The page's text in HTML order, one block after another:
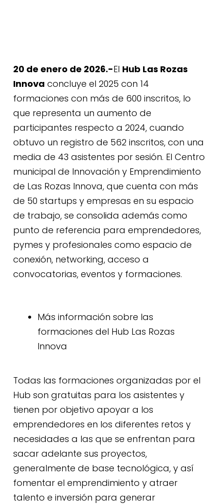
20 de enero de 2026.-El Hub Las Rozas
Innova concluye el 2025 con 14
formaciones con más de 600 inscritos, lo
que representa un aumento de
participantes respecto a 2024, cuando
obtuvo un registro de 562 inscritos, con una
media de 43 asistentes por sesión. El Centro
municipal de Innovación y Emprendimiento
de Las Rozas Innova, que cuenta con más
de 50 startups y empresas en su espacio
de trabajo, se consolida además como
punto de referencia para emprendedores,
pymes y profesionales como espacio de
conexión, networking, acceso a
convocatorias, eventos y formaciones.
Más información sobre las
formaciones del Hub Las Rozas
Innova
Todas las formaciones organizadas por el
Hub son gratuitas para los asistentes y
tienen por objetivo apoyar a los
emprendedores en los diferentes retos y
necesidades a las que se enfrentan para
sacar adelante sus proyectos,
generalmente de base tecnológica, y así
fomentar el emprendimiento y atraer
talento e inversión para generar